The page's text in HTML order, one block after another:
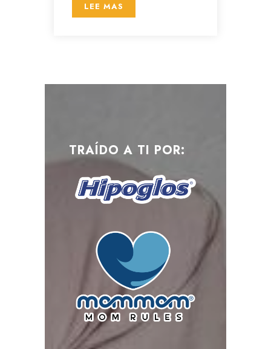
LEE MAS
TRAÍDO A TI POR: